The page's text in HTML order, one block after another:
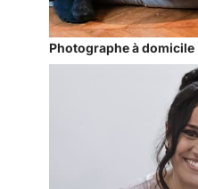
Photographe à domicile